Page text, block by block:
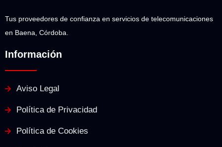
Tus proveedores de confianza en servicios de telecomunicaciones
en Baena, Córdoba.
Información
Aviso Legal
Política de Privacidad
Política de Cookies